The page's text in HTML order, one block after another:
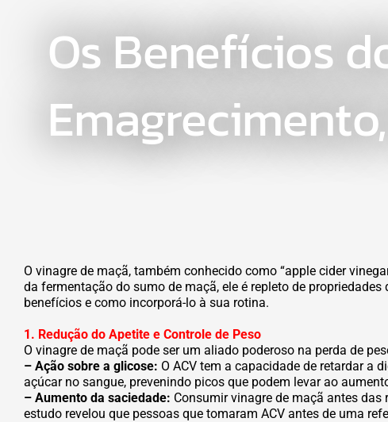
Os Benefícios
O vinagre de maçã, também conhecido como “apple cider
da fermentação do sumo de maçã, ele é repleto de
benefícios e como incorporá-lo à sua rotina.
1. Redução do Apetite e Controle de Peso
O vinagre de maçã pode ser um aliado poderoso na perda de
– Ação sobre a glicose: O ACV tem a capacidade de retardar a
açúcar no sangue, prevenindo picos que podem levar ao
– Aumento da saciedade: Consumir vinagre de maçã antes
estudo revelou que pessoas que tomaram ACV antes de uma